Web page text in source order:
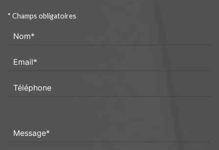
* Champs obligatoires
Nom*
Email*
Téléphone
Message*